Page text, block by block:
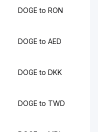
DOGE to RON
DOGE to AED
DOGE to DKK
DOGE to TWD